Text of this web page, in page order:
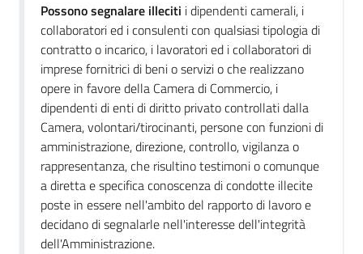
Tutelare
l'Impresa
Consumatore
L'impresa
digitale
Possono segnalare illeciti i dipendenti camerali, i
collaboratori ed i consulenti con qualsiasi tipologia di
contratto o incarico, i lavoratori ed i collaboratori di
imprese fornitrici di beni o servizi o che realizzano
opere in favore della Camera di Commercio, i
dipendenti di enti di diritto privato controllati dalla
Camera, volontari/tirocinanti, persone con funzioni di
amministrazione, direzione, controllo, vigilanza o
rappresentanza, che risultino testimoni o comunque
a diretta e specifica conoscenza di condotte illecite
poste in essere nell'ambito del rapporto di lavoro e
decidano di segnalarle nell'interesse dell'integrità
dell'Amministrazione.